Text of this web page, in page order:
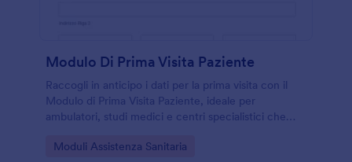
Modulo Di Prima Visita Paziente
Raccogli in anticipo i dati per la prima visita con il
Modulo di Prima Visita Paziente, ideale per
ambulatori, studi medici e centri specialistici che
collection con Jotform.
Go to Category:
Moduli Assistenza Sanitaria